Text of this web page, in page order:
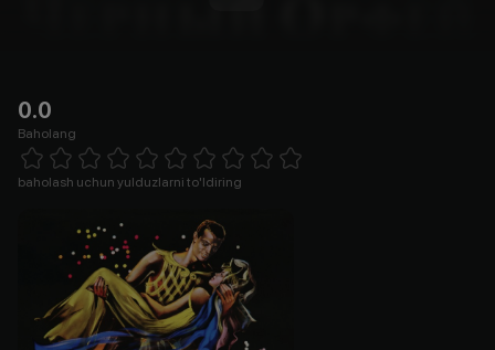
0.0
Baholang
1 Star 2 Stars 3 Stars 4 Stars5 Stars 6 Stars7 Stars8 Stars
baholash uchun yulduzlarni to'ldiring